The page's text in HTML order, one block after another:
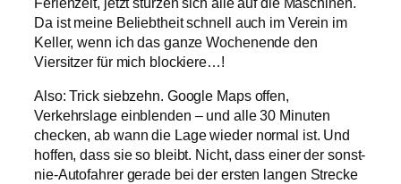
Da ist meine Beliebtheit schnell auch im Verein im
Keller, wenn ich das ganze Wochenende den
Viersitzer für mich blockiere…!
Also: Trick siebzehn. Google Maps offen,
Verkehrslage einblenden – und alle 30 Minuten
checken, ab wann die Lage wieder normal ist. Und
hoffen, dass sie so bleibt. Nicht, dass einer der sonst-
nie-Autofahrer gerade bei der ersten langen Strecke